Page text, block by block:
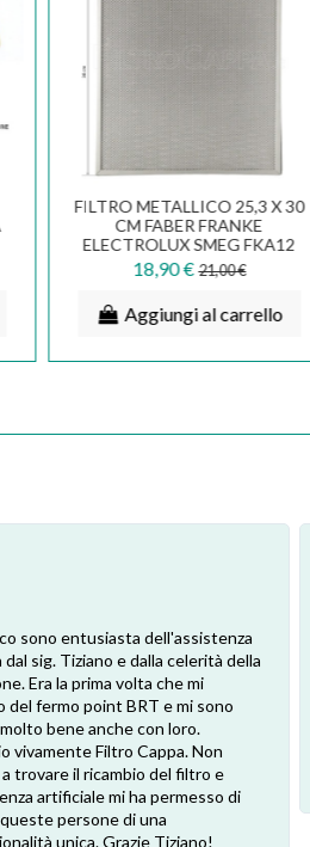
FILTRO METALLICO 25,3 X 30
CM FABER FRANKE
ELECTROLUX SMEG FKA12
18,90 € 21,00 €
Aggiungi al carrello
sono entusiasta dell'assistenza
sig. Tiziano e dalla celerità della
Era la prima volta che mi
del fermo point BRT e mi sono
bene anche con loro.
vivamente Filtro Cappa. Non
trovare il ricambio del filtro e
artificiale mi ha permesso di
persone di una
unica. Grazie Tiziano!